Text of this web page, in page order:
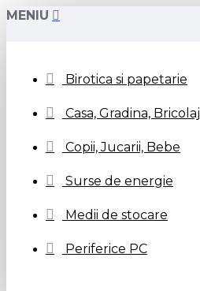
MENIU
Birotica si papetarie
Casa, Gradina, Bricolaj
Copii, Jucarii, Bebe
Surse de energie
Medii de stocare
Periferice PC